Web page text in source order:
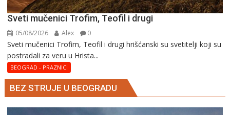
Sveti mučenici Trofim, Teofil i drugi
05/08/2026 Alex 0
Sveti mučenici Trofim, Teofil i drugi hrišćanski su svetitelji koji su
postradali za veru u Hrista...
BEOGRAD - PRAZNICI
BEZ STRUJE U BEOGRADU